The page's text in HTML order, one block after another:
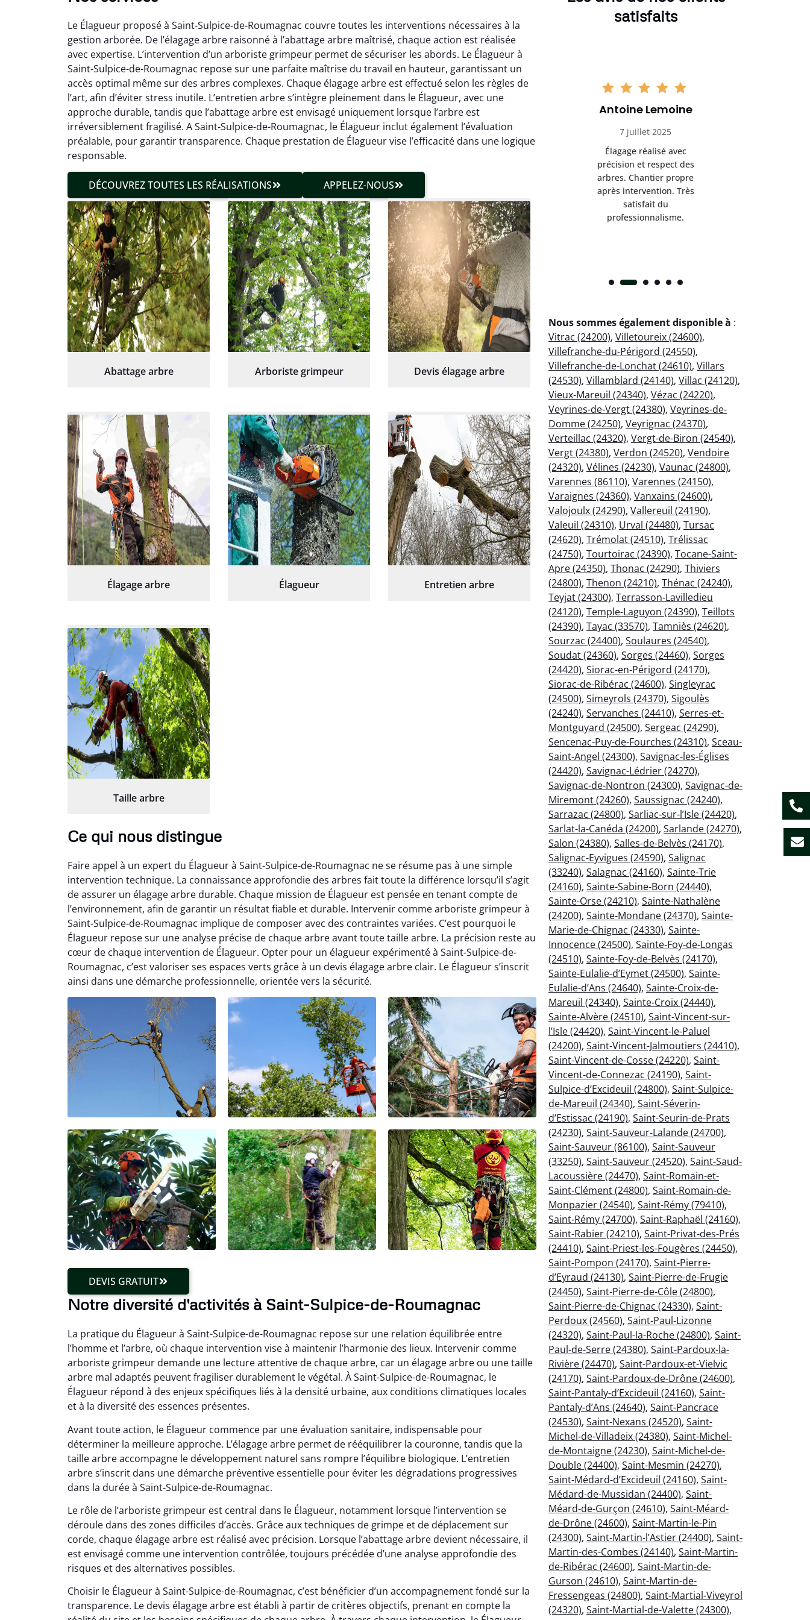
Le Élagueur proposé à Saint-Sulpice-de-Roumagnac couvre toutes les interventions nécessaires à la
gestion arborée. De l’élagage arbre raisonné à l’abattage arbre maîtrisé, chaque action est réalisée
avec expertise. L’intervention d’un arboriste grimpeur permet de sécuriser les abords. Le Élagueur à
Saint-Sulpice-de-Roumagnac repose sur une parfaite maîtrise du travail en hauteur, garantissant un
accès optimal même sur des arbres complexes. Chaque élagage arbre est effectué selon les règles de
l’art, afin d’éviter stress inutile. L’entretien arbre s’intègre pleinement dans le Élagueur, avec une
approche durable, tandis que l’abattage arbre est envisagé uniquement lorsque l’arbre est
irréversible­ment fragilisé. A Saint-Sulpice-de-Roumagnac, le Élagueur inclut également l’évaluation
préalable, pour garantir transparence. Chaque prestation de Élagueur vise l’efficacité dans une logique
responsable.
DÉCOUVREZ TOUTES LES RÉALISATIONS APPELEZ-NOUS
Abattage arbre Arboriste grimpeur Devis élagage arbre
Élagage arbre Élagueur Entretien arbre
Taille arbre
Ce qui nous distingue
Faire appel à un expert du Élagueur à Saint-Sulpice-de-Roumagnac ne se résume pas à une simple
intervention technique. La connaissance approfondie des arbres fait toute la différence lorsqu’il s’agit
de assurer un élagage arbre durable. Chaque mission de Élagueur est pensée en tenant compte de
l’environnement, afin de garantir un résultat fiable et durable. Intervenir comme arboriste grimpeur à
Saint-Sulpice-de-Roumagnac implique de composer avec des contraintes variées. C’est pourquoi le
Élagueur repose sur une analyse précise de chaque arbre avant toute taille arbre. La précision reste au
cœur de chaque intervention de Élagueur. Opter pour un élagueur expérimenté à Saint-Sulpice-de-
Roumagnac, c’est valoriser ses espaces verts grâce à un devis élagage arbre clair. Le Élagueur s’inscrit
ainsi dans une démarche professionnelle, orientée vers la sécurité.
DEVIS GRATUIT
Notre diversité d'activités à Saint-Sulpice-de-Roumagnac
La pratique du Élagueur à Saint-Sulpice-de-Roumagnac repose sur une relation équilibrée entre
l’homme et l’arbre, où chaque intervention vise à maintenir l’harmonie des lieux. Intervenir comme
arboriste grimpeur demande une lecture attentive de chaque arbre, car un élagage arbre ou une taille
arbre mal adaptés peuvent fragiliser durablement le végétal. À Saint-Sulpice-de-Roumagnac, le
Élagueur répond à des enjeux spécifiques liés à la densité urbaine, aux conditions climatiques locales
et à la diversité des essences présentes.
Avant toute action, le Élagueur commence par une évaluation sanitaire, indispensable pour
déterminer la meilleure approche. L’élagage arbre permet de rééquilibrer la couronne, tandis que la
taille arbre accompagne le développement naturel sans rompre l’équilibre biologique. L’entretien
arbre s’inscrit dans une démarche préventive essentielle pour éviter les dégradations progressives
dans la durée à Saint-Sulpice-de-Roumagnac.
Le rôle de l’arboriste grimpeur est central dans le Élagueur, notamment lorsque l’intervention se
déroule dans des zones difficiles d’accès. Grâce aux techniques de grimpe et de déplacement sur
corde, chaque élagage arbre est réalisé avec précision. Lorsque l’abattage arbre devient nécessaire, il
est envisagé comme une intervention contrôlée, toujours précédée d’une analyse approfondie des
risques et des alternatives possibles.
Choisir le Élagueur à Saint-Sulpice-de-Roumagnac, c’est bénéficier d’un accompagnement fondé sur la
transparence. Le devis élagage arbre est établi à partir de critères objectifs, prenant en compte la
satisfaits
Mathieu Roussel
19 décembre 2025
conditions compliquées. Le
résultat est exactement
conforme à mes attentes.
Julien Caradec
18 juin 2025
Intervention sécurisée,
maîtrisée. Résultat
impeccable.
Antoine Lemoine
7 juillet 2025
Élagage réalisé avec
précision et respect des
arbres. Chantier propre
après intervention. Très
satisfait du
professionnalisme.
Nous sommes également disponible à :
Vitrac (24200), Villetoureix (24600),
Villefranche-du-Périgord (24550),
Villefranche-de-Lonchat (24610), Villars
(24530), Villamblard (24140), Villac (24120),
Vieux-Mareuil (24340), Vézac (24220),
Veyrines-de-Vergt (24380), Veyrines-de-
Domme (24250), Veyrignac (24370),
Verteillac (24320), Vergt-de-Biron (24540),
Vergt (24380), Verdon (24520), Vendoire
(24320), Vélines (24230), Vaunac (24800),
Varennes (86110), Varennes (24150),
Varaignes (24360), Vanxains (24600),
Valojoulx (24290), Vallereuil (24190),
Valeuil (24310), Urval (24480), Tursac
(24620), Trémolat (24510), Trélissac
(24750), Tourtoirac (24390), Tocane-Saint-
Apre (24350), Thonac (24290), Thiviers
(24800), Thenon (24210), Thénac (24240),
Teyjat (24300), Terrasson-Lavilledieu
(24120), Temple-Laguyon (24390), Teillots
(24390), Tayac (33570), Tamniès (24620),
Sourzac (24400), Soulaures (24540),
Soudat (24360), Sorges (24460), Sorges
(24420), Siorac-en-Périgord (24170),
Siorac-de-Ribérac (24600), Singleyrac
(24500), Simeyrols (24370), Sigoulès
(24240), Servanches (24410), Serres-et-
Montguyard (24500), Sergeac (24290),
Sencenac-Puy-de-Fourches (24310), Sceau-
Saint-Angel (24300), Savignac-les-Églises
(24420), Savignac-Lédrier (24270),
Savignac-de-Nontron (24300), Savignac-de-
Miremont (24260), Saussignac (24240),
Sarrazac (24800), Sarliac-sur-l’Isle (24420),
Sarlat-la-Canéda (24200), Sarlande (24270),
Salon (24380), Salles-de-Belvès (24170),
Salignac-Eyvigues (24590), Salignac
(33240), Salagnac (24160), Sainte-Trie
(24160), Sainte-Sabine-Born (24440),
Sainte-Orse (24210), Sainte-Nathalène
(24200), Sainte-Mondane (24370), Sainte-
Marie-de-Chignac (24330), Sainte-
Innocence (24500), Sainte-Foy-de-Longas
(24510), Sainte-Foy-de-Belvès (24170),
Sainte-Eulalie-d’Eymet (24500), Sainte-
Eulalie-d’Ans (24640), Sainte-Croix-de-
Mareuil (24340), Sainte-Croix (24440),
Sainte-Alvère (24510), Saint-Vincent-sur-
l’Isle (24420), Saint-Vincent-le-Paluel
(24200), Saint-Vincent-Jalmoutiers (24410),
Saint-Vincent-de-Cosse (24220), Saint-
Vincent-de-Connezac (24190), Saint-
Sulpice-d’Excideuil (24800), Saint-Sulpice-
de-Mareuil (24340), Saint-Séverin-
d’Estissac (24190), Saint-Seurin-de-Prats
(24230), Saint-Sauveur-Lalande (24700),
Saint-Sauveur (86100), Saint-Sauveur
(33250), Saint-Sauveur (24520), Saint-Saud-
Lacoussière (24470), Saint-Romain-et-
Saint-Clément (24800), Saint-Romain-de-
Monpazier (24540), Saint-Rémy (79410),
Saint-Rémy (24700), Saint-Raphaël (24160),
Saint-Rabier (24210), Saint-Privat-des-Prés
(24410), Saint-Priest-les-Fougères (24450),
Saint-Pompon (24170), Saint-Pierre-
d’Eyraud (24130), Saint-Pierre-de-Frugie
(24450), Saint-Pierre-de-Côle (24800),
Saint-Pierre-de-Chignac (24330), Saint-
Perdoux (24560), Saint-Paul-Lizonne
(24320), Saint-Paul-la-Roche (24800), Saint-
Paul-de-Serre (24380), Saint-Pardoux-la-
Rivière (24470), Saint-Pardoux-et-Vielvic
(24170), Saint-Pardoux-de-Drône (24600),
Saint-Pantaly-d’Excideuil (24160), Saint-
Pantaly-d’Ans (24640), Saint-Pancrace
(24530), Saint-Nexans (24520), Saint-
Michel-de-Villadeix (24380), Saint-Michel-
de-Montaigne (24230), Saint-Michel-de-
Double (24400), Saint-Mesmin (24270),
Saint-Médard-d’Excideuil (24160), Saint-
Médard-de-Mussidan (24400), Saint-
Méard-de-Gurçon (24610), Saint-Méard-
de-Drône (24600), Saint-Martin-le-Pin
(24300), Saint-Martin-l’Astier (24400), Saint-
Martin-des-Combes (24140), Saint-Martin-
de-Ribérac (24600), Saint-Martin-de-
Gurson (24610), Saint-Martin-de-
Fressengeas (24800), Saint-Martial-Viveyrol
(24320), Saint-Martial-de-Valette (24300),